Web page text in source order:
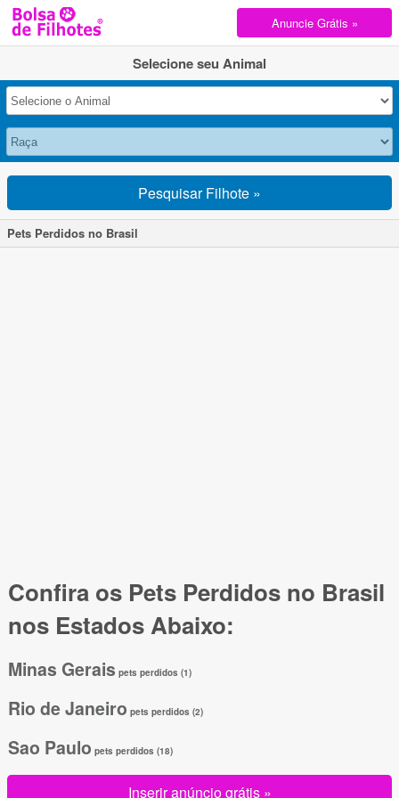
Anuncie Grátis »
Selecione seu Animal
Pesquisar Filhote »
Pets Perdidos no Brasil
Confira os Pets Perdidos no Brasil
nos Estados Abaixo:
Minas Gerais pets perdidos (1)
Rio de Janeiro pets perdidos (2)
Sao Paulo pets perdidos (18)
Inserir anúncio grátis »